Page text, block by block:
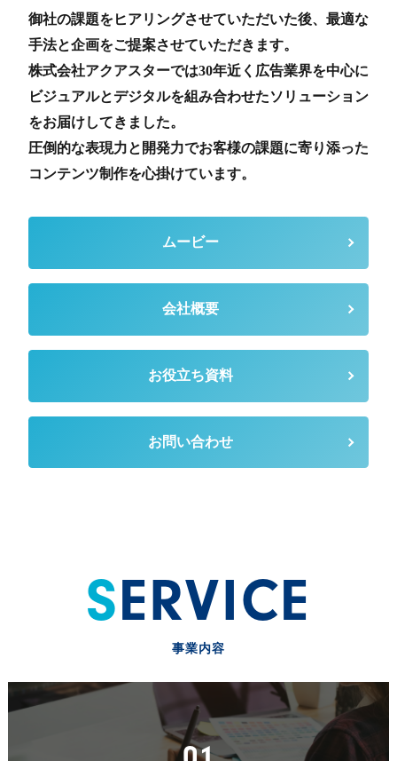
御社の課題をヒアリングさせていただいた後、最適な
手法と企画をご提案させていただきます。
株式会社アクアスターでは30年近く広告業界を中心に
ビジュアルとデジタルを組み合わせたソリューション
をお届けしてきました。
圧倒的な表現力と開発力でお客様の課題に寄り添った
コンテンツ制作を心掛けています。
ムービー
会社概要
お役立ち資料
お問い合わせ
SERVICE
事業内容